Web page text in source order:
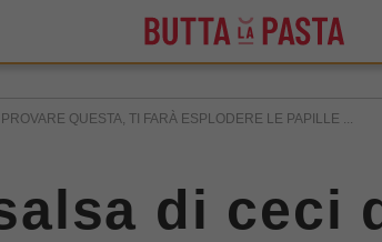
QUESTA, TI FARÀ ESPLODERE LE PAPILLE ...
di ceci